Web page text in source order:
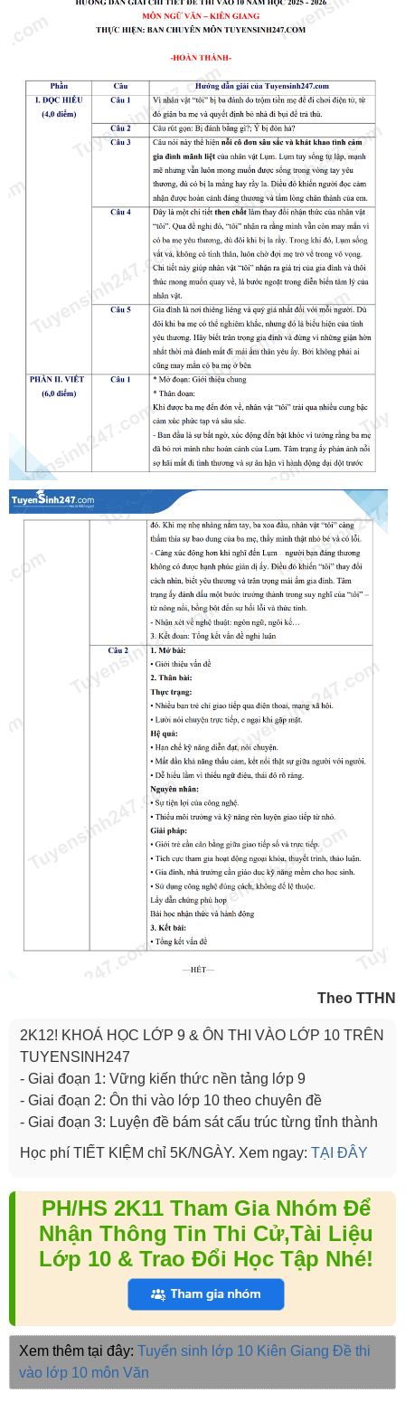
Theo TTHN
2K12! KHOÁ HỌC LỚP 9 & ÔN THI VÀO LỚP 10 TRÊN
TUYENSINH247
- Giai đoạn 1: Vững kiến thức nền tảng lớp 9
- Giai đoạn 2: Ôn thi vào lớp 10 theo chuyên đề
- Giai đoạn 3: Luyện đề bám sát cấu trúc từng tỉnh thành
Học phí TIẾT KIỆM chỉ 5K/NGÀY. Xem ngay: TẠI ĐÂY
PH/HS 2K11 Tham Gia Nhóm Để
Nhận Thông Tin Thi Cử,Tài Liệu
Lớp 10 & Trao Đổi Học Tập Nhé!
Xem thêm tại đây: Tuyển sinh lớp 10 Kiên Giang Đề thi
vào lớp 10 môn Văn